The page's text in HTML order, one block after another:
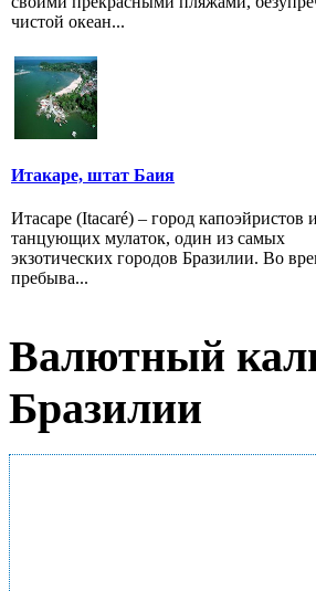
чистой океан...
Итакаре, штат Баия
Итасаре (Itacaré) – город капоэйристов и
танцующих мулаток, один из самых
экзотических городов Бразилии. Во
пребыва...
Валютный
Бразилии